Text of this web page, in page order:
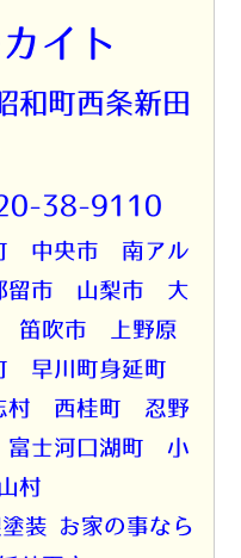
イト
和町西条新田
38-9110
中央市 南アル
留市 山梨市 大
笛吹市 上野原
早川町身延町
村 西桂町 忍野
士河口湖町 小
村
装 お家の事なら